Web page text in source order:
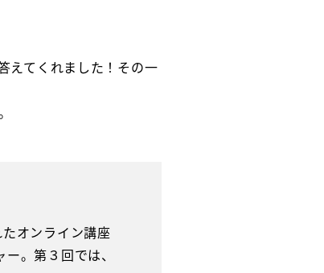
えてくれました！その一
オンライン講座
。第３回では、